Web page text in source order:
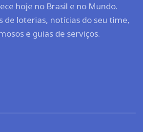
hoje no Brasil e no Mundo.
de loterias, notícias do seu time,
e guias de serviços.